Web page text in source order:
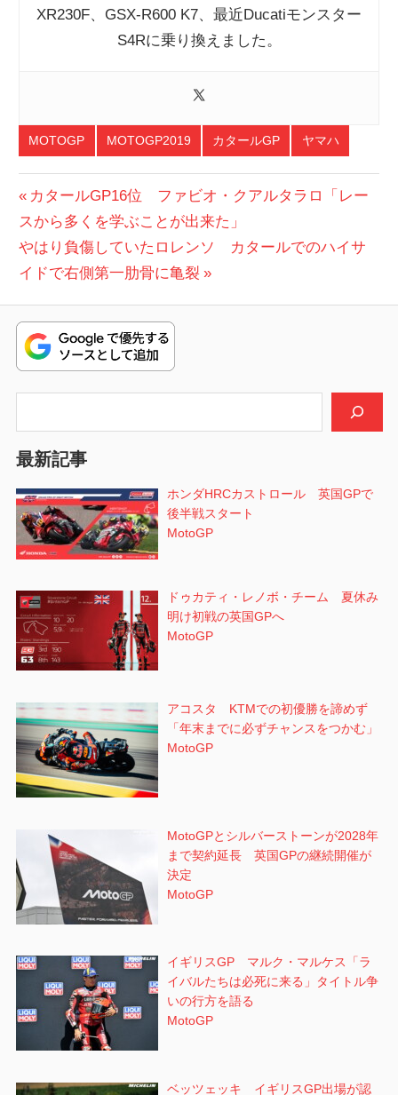
XR230F、GSX-R600 K7、最近Ducatiモンスター
S4Rに乗り換えました。
MOTOGP MOTOGP2019 カタールGP ヤマハ
投
稿
ナ
ビ
ゲ
ー
ン
前
の
投
稿:
カタールGP16位 ファビオ・クアルタラロ「レー
スから多くを学ぶことが出来た」
次
の
稿:
やはり負傷していたロレンソ カタールでのハイサ
イドで右側第一肋骨に亀裂
最新記事
ホンダHRCカストロール 英国GPで
後半戦スタート
MotoGP
ドゥカティ・レノボ・チーム 夏休み
明け初戦の英国GPへ
MotoGP
アコスタ KTMでの初優勝を諦めず
「年末までに必ずチャンスをつかむ」
MotoGP
MotoGPとシルバーストーンが2028年
まで契約延長 英国GPの継続開催が
決定
MotoGP
イギリスGP マルク・マルケス「ラ
イバルたちは必死に来る」タイトル争
いの行方を語る
MotoGP
ベッツェッキ イギリスGP出場が認